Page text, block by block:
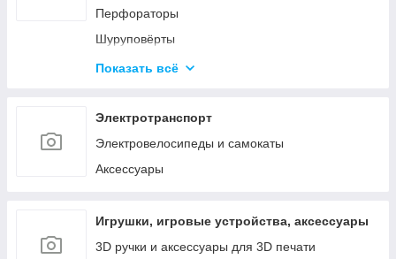
Акссесуары
Перфораторы
Шуруповёрты
Шлифовальные машины
Наборы инструментов
Сетевые инструменты
Контрольно - измерительные приборы
Показать всё
Электротранспорт
Электровелосипеды и самокаты
Аксессуары
Игрушки, игровые устройства, аксессуары
3D ручки и аксессуары для 3D печати